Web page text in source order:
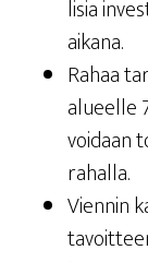
li­sia
aikana.
Rahaa
alu­eel­le
voi­daan
rahalla.
Vien­nin